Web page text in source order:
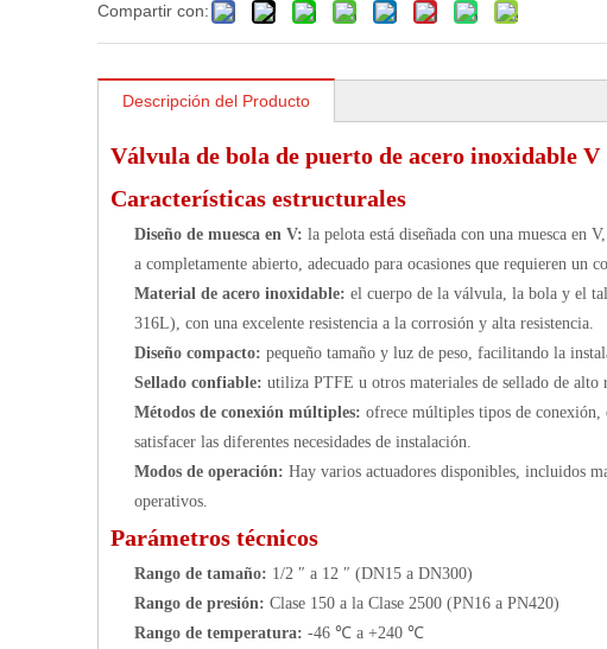
Compartir con:
Descripción del Producto
Válvula de bola de puerto de acero inoxidable V
Características estructurales
Diseño de muesca en V: la pelota está diseñada con una muesca en
a completamente abierto, adecuado para ocasiones que requieren un
Material de acero inoxidable: el cuerpo de la válvula, la bola y el
316L), con una excelente resistencia a la corrosión y alta resistencia.
Diseño compacto: pequeño tamaño y luz de peso, facilitando la
Sellado confiable: utiliza PTFE u otros materiales de sellado de alto
Métodos de conexión múltiples: ofrece múltiples tipos de conexión,
satisfacer las diferentes necesidades de instalación.
Modos de operación: Hay varios actuadores disponibles, incluidos
operativos.
Parámetros técnicos
Rango de tamaño: 1/2 ″ a 12 ″ (DN15 a DN300)
Rango de presión: Clase 150 a la Clase 2500 (PN16 a PN420)
Rango de temperatura: -46 ℃ a +240 ℃